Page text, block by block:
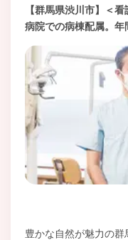
【群馬県渋川市】＜
病院での病棟配属。
豊かな自然が魅力の